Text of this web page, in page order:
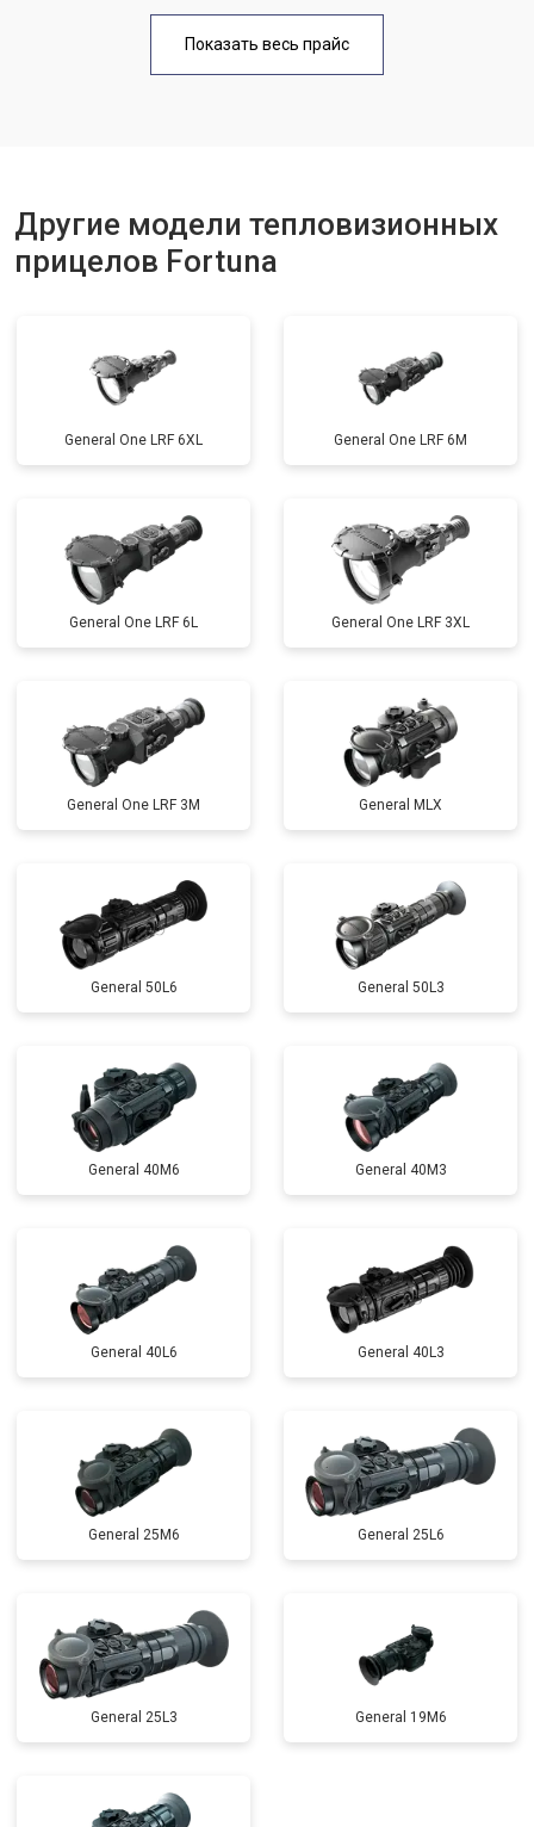
Показать весь прайс
Другие модели тепловизионных
прицелов Fortuna
General One LRF 6XL General One LRF 6M
General One LRF 6L General One LRF 3XL
General One LRF 3M General MLX
General 50L6 General 50L3
General 40M6 General 40M3
General 40L6 General 40L3
General 25M6 General 25L6
General 25L3 General 19M6